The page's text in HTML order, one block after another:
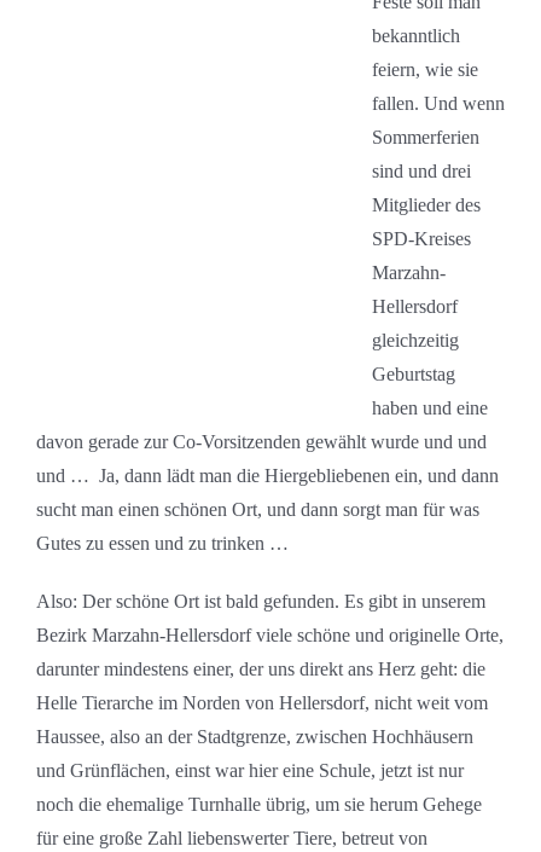
bekanntlich
feiern, wie sie
fallen. Und wenn
Sommerferien
sind und drei
Mitglieder des
SPD-Kreises
Marzahn-
Hellersdorf
gleichzeitig
Geburtstag
haben und eine
davon gerade zur Co-Vorsitzenden gewählt wurde und und
und … Ja, dann lädt man die Hiergebliebenen ein, und dann
sucht man einen schönen Ort, und dann sorgt man für was
Gutes zu essen und zu trinken …
Also: Der schöne Ort ist bald gefunden. Es gibt in unserem
Bezirk Marzahn-Hellersdorf viele schöne und originelle Orte,
darunter mindestens einer, der uns direkt ans Herz geht: die
Helle Tierarche im Norden von Hellersdorf, nicht weit vom
Haussee, also an der Stadtgrenze, zwischen Hochhäusern
und Grünflächen, einst war hier eine Schule, jetzt ist nur
noch die ehemalige Turnhalle übrig, um sie herum Gehege
für eine große Zahl liebenswerter Tiere, betreut von